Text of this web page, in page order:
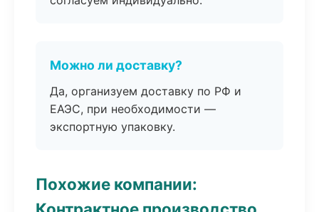
Можно ли доставку?
Да, организуем доставку по РФ и
ЕАЭС, при необходимости —
экспортную упаковку.
Похожие компании: